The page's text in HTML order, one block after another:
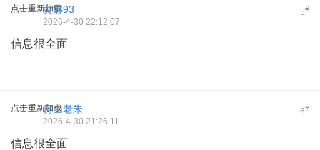
点击重新加载 5#
黄娜93
2026-4-30 22:12:07
信息很全面
点击重新加载 6#
房山老朱
2026-4-30 21:26:11
信息很全面